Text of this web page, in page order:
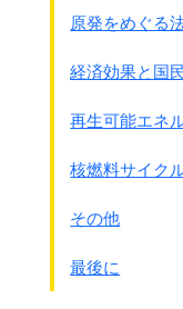
1942年3月3日から
敵性又は抗日とみ
村人が丸ごと殺され
注：陣中日誌
陸軍が定めた作
原発をめぐる
経済効果と国
再生可能エネ
核燃料サイク
その他
最後に